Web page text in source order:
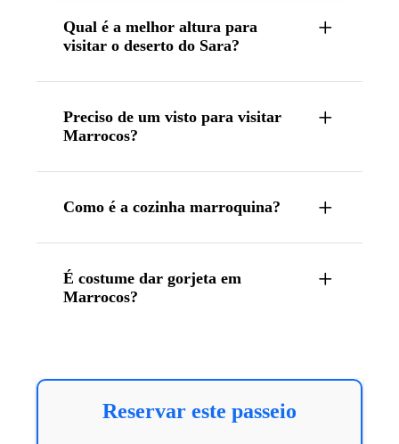
Qual é a melhor altura para
visitar o deserto do Sara?
Preciso de um visto para visitar
Marrocos?
Como é a cozinha marroquina?
É costume dar gorjeta em
Marrocos?
Reservar este passeio